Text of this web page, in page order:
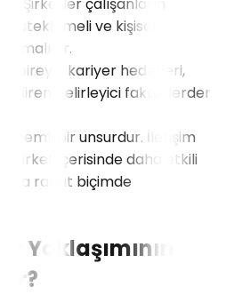
ve kişisel
bireyin kariyer hedefleri,
belirleyici faktörlerden
önemli bir unsurdur. İletişim
şirket içerisinde daha etkili
rahat biçimde
Yaklaşımının